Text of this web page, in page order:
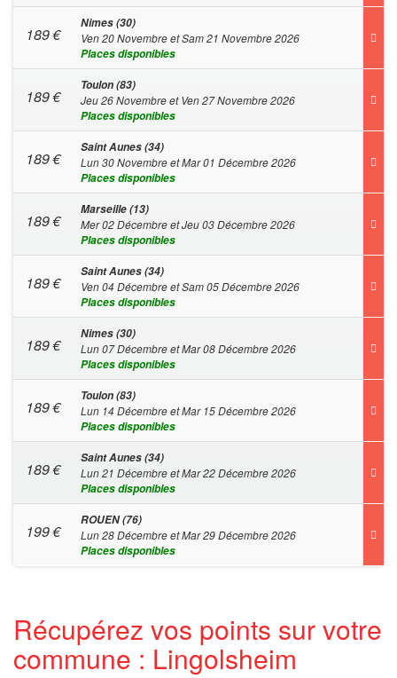
189€
Nimes (30)
Ven 20 Novembre et Sam 21 Novembre 2026
Places disponibles
189€
Toulon (83)
Jeu 26 Novembre et Ven 27 Novembre 2026
Places disponibles
189€
Saint Aunes (34)
Lun 30 Novembre et Mar 01 Décembre 2026
Places disponibles
189€
Marseille (13)
Mer 02 Décembre et Jeu 03 Décembre 2026
Places disponibles
189€
Saint Aunes (34)
Ven 04 Décembre et Sam 05 Décembre 2026
Places disponibles
189€
Nimes (30)
Lun 07 Décembre et Mar 08 Décembre 2026
Places disponibles
189€
Toulon (83)
Lun 14 Décembre et Mar 15 Décembre 2026
Places disponibles
189€
Saint Aunes (34)
Lun 21 Décembre et Mar 22 Décembre 2026
Places disponibles
199€
ROUEN (76)
Lun 28 Décembre et Mar 29 Décembre 2026
Places disponibles
Récupérez vos points sur votre
commune : Lingolsheim